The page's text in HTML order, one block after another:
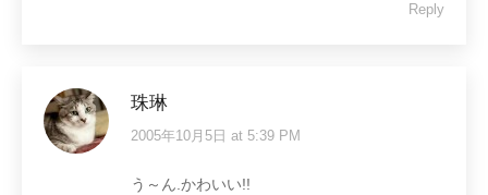
Reply
珠琳
says:
2005年10月5日 at 5:39 PM
う～ん.かわいい!!